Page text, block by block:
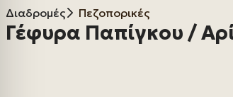
Διαδρομές Πεζοπορικές
Γέφυρα Παπίγκου /